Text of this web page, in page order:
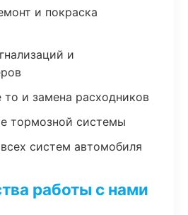
и покраска
и
то и замена расходников
тормозной системы
систем автомобиля
работы с нами